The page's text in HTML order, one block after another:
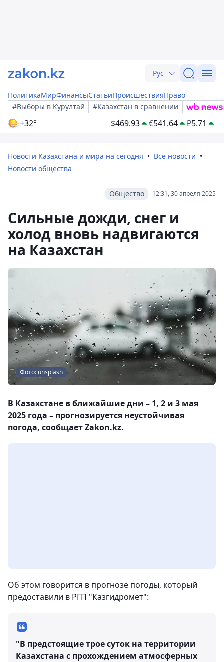
Рус
ПолитикаМирФинансыСтатьиПроисшествияПраво
#Выборы в Курултай
#Казахстан в сравнении
+32° $469.93 €541.64 ₽5.71
Новости Казахстана и мира на сегодня
Все новости
Новости общества
12:31, 30 апреля 2025
Общество
Сильные дожди, снег и
холод вновь надвигаются
на Казахстан
Фото: unsplash
В Казахстане в ближайшие дни – 1, 2 и 3 мая
2025 года – прогнозируется неустойчивая
погода, сообщает Zakon.kz.
Об этом говорится в прогнозе погоды, который
предоставили в РГП "Казгидромет":
"В предстоящие трое суток на территории
Казахстана с прохождением атмосферных